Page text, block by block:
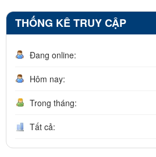
THỐNG KÊ TRUY CẬP
Đang online:
Hôm nay:
Trong tháng:
Tất cả: